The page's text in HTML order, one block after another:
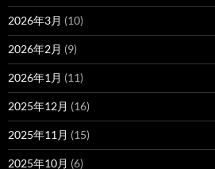
2026年3月 (10)
2026年2月 (9)
2026年1月 (11)
2025年12月 (16)
2025年11月 (15)
2025年10月 (6)